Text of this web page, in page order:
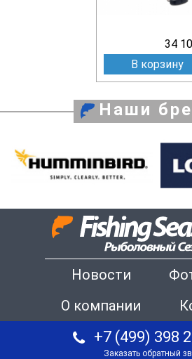
34
В корзину
Наши
Новости
О компании
+7 (499) 398
Заказать обратный